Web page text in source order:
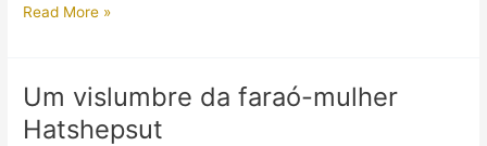
É
substitui
Hawass
Read More »
Um vislumbre da faraó-mulher
Hatshepsut